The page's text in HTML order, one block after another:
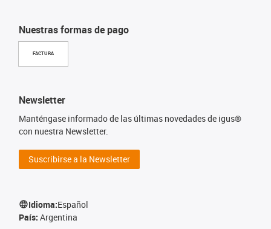
Nuestras formas de pago
FACTURA
Newsletter
Manténgase informado de las últimas novedades de igus®
con nuestra Newsletter.
Suscribirse a la Newsletter
Idioma:Español
País: Argentina